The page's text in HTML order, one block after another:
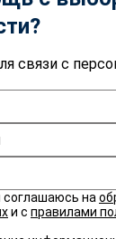
связи с
соглашаюсь на
и с правилами
любой